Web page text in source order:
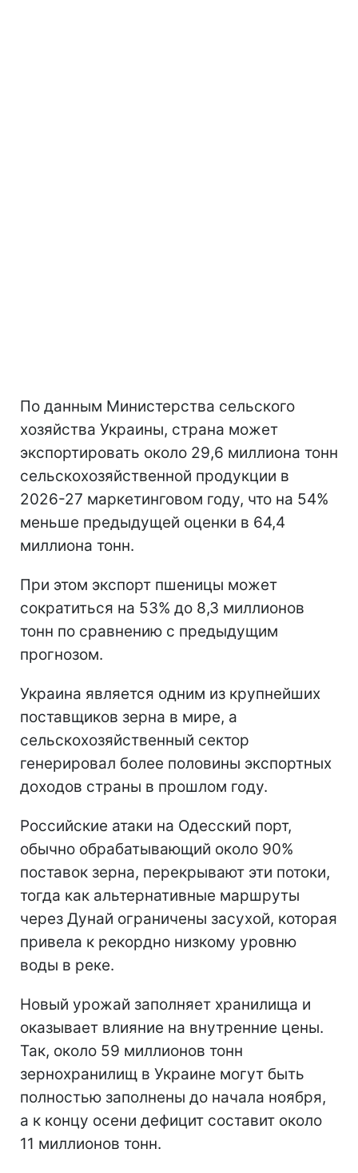
По данным Министерства сельского
хозяйства Украины, страна может
экспортировать около 29,6 миллиона тонн
сельскохозяйственной продукции в
2026-27 маркетинговом году, что на 54%
меньше предыдущей оценки в 64,4
миллиона тонн.
При этом экспорт пшеницы может
сократиться на 53% до 8,3 миллионов
тонн по сравнению с предыдущим
прогнозом.
Украина является одним из крупнейших
поставщиков зерна в мире, а
сельскохозяйственный сектор
генерировал более половины экспортных
доходов страны в прошлом году.
Российские атаки на Одесский порт,
обычно обрабатывающий около 90%
поставок зерна, перекрывают эти потоки,
тогда как альтернативные маршруты
через Дунай ограничены засухой, которая
привела к рекордно низкому уровню
воды в реке.
Новый урожай заполняет хранилища и
оказывает влияние на внутренние цены.
Так, около 59 миллионов тонн
зернохранилищ в Украине могут быть
полностью заполнены до начала ноября,
а к концу осени дефицит составит около
11 миллионов тонн.